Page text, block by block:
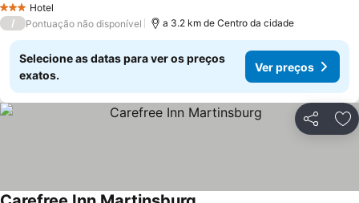
3 EstrelasHotel
/ Pontuação não disponível a 3.2 km de Centro da cidade
Selecione as datas para ver os preços
exatos.
Ver preços
Partilhar